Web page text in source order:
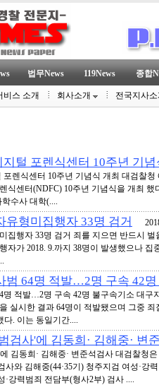
법무News 119News 종합
비스 소개 회사소개 전국지사
털 포렌식센터 10주년 기
렌식센터 10주년 기념식 개최 대검찰청
식센터(NDFC) 10주년 기념식을 개최
수사 대학(....
유형미집행자 33명 검거
집행자 33명 검거 죄를 지으면 반드시
자가 2018. 9.까지 38명이 발생했으나
범 64명 적발…2명 구속 42
명 적발…2명 구속 42명 불구속기소 대구
실시한 결과 64명이 적발됐으며 그중
다. 이는 동일기간....
검사'에 김동희· 김해중· 변
김동희· 김해중· 변준석검사 대검찰청
사와 김해중(44·35기) 청주지검 여성·강
·강력범죄 전담부(형사2부) 검사 ....